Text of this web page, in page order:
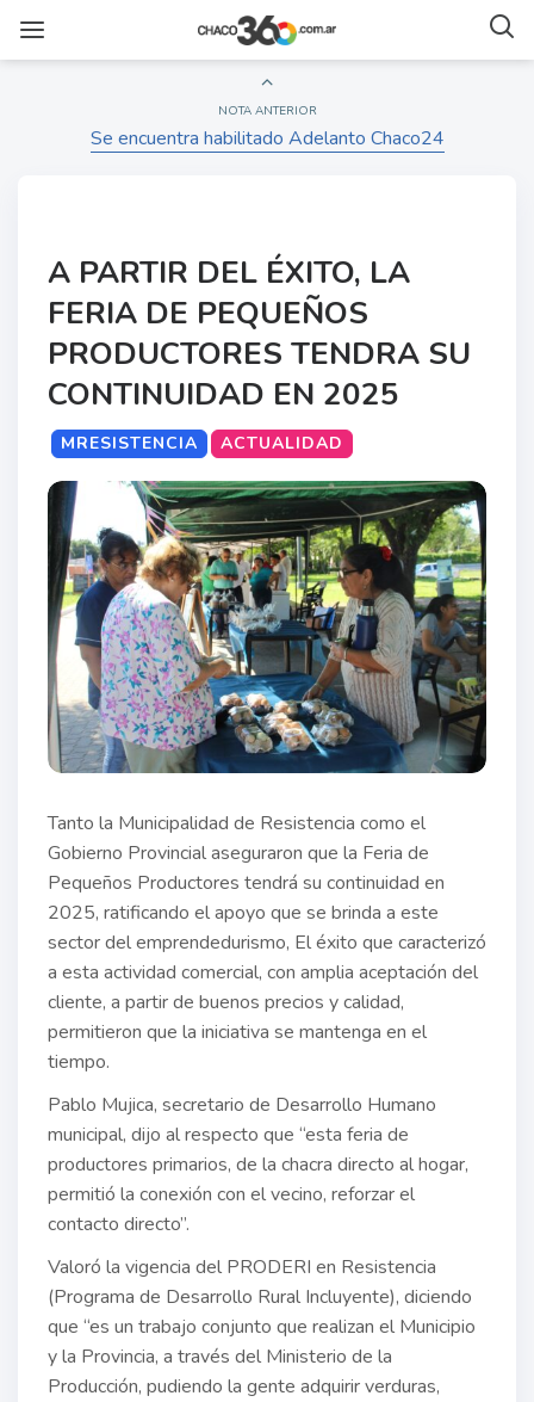
NOTA ANTERIOR
Se encuentra habilitado Adelanto Chaco24
A PARTIR DEL ÉXITO, LA
FERIA DE PEQUEÑOS
PRODUCTORES TENDRA SU
CONTINUIDAD EN 2025
MRESISTENCIA ACTUALIDAD
Tanto la Municipalidad de Resistencia como el
Gobierno Provincial aseguraron que la Feria de
Pequeños Productores tendrá su continuidad en
2025, ratificando el apoyo que se brinda a este
sector del emprendedurismo, El éxito que caracterizó
a esta actividad comercial, con amplia aceptación del
cliente, a partir de buenos precios y calidad,
permitieron que la iniciativa se mantenga en el
tiempo.
Pablo Mujica, secretario de Desarrollo Humano
municipal, dijo al respecto que “esta feria de
productores primarios, de la chacra directo al hogar,
permitió la conexión con el vecino, reforzar el
contacto directo”.
Valoró la vigencia del PRODERI en Resistencia
(Programa de Desarrollo Rural Incluyente), diciendo
que “es un trabajo conjunto que realizan el Municipio
y la Provincia, a través del Ministerio de la
Producción, pudiendo la gente adquirir verduras,